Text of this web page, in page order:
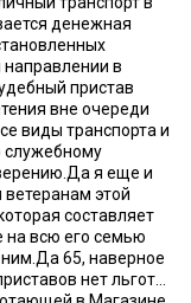
денежная
в
пристав
вне очереди
виды транспорта и
служебному
я еще и
этой
составляет
на всю его семью
65, наверное
нет льгот…